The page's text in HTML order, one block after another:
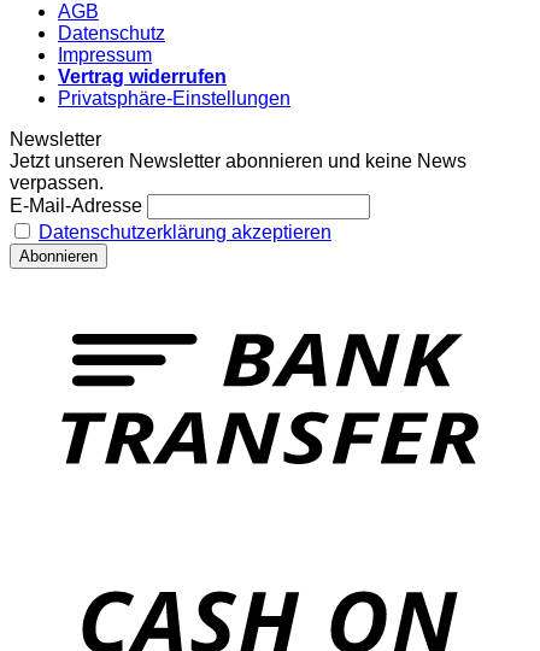
AGB
Datenschutz
Impressum
Vertrag widerrufen
Privatsphäre-Einstellungen
Newsletter
Jetzt unseren Newsletter abonnieren und keine News
verpassen.
E-Mail-Adresse
Datenschutzerklärung akzeptieren